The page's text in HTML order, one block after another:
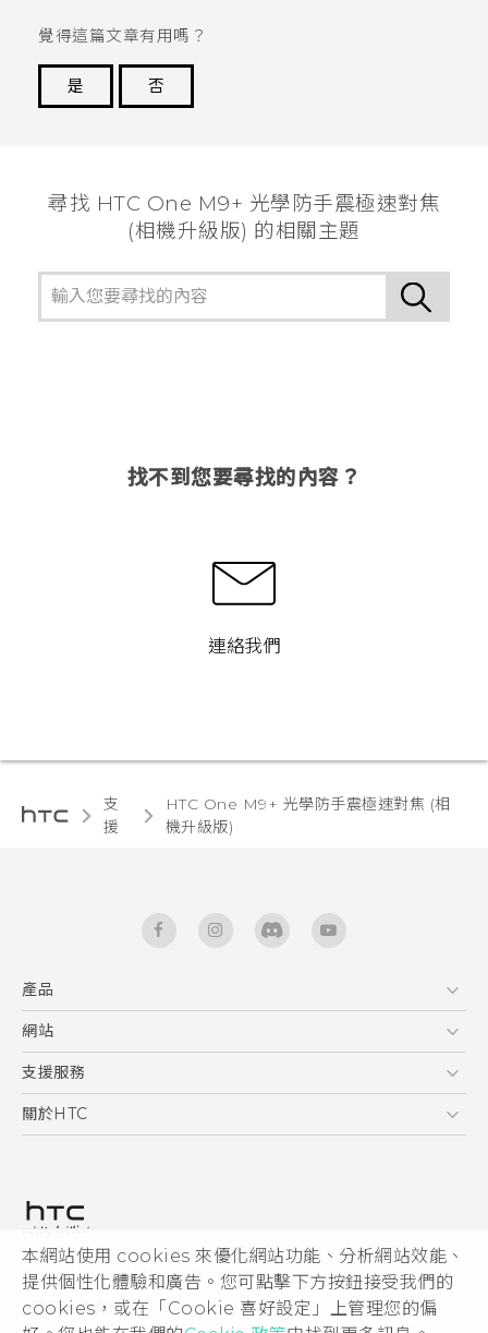
本網站使用 cookies 來優化網站功能、分析網站效能、
提供個性化體驗和廣告。您可點擊下方按鈕接受我們的
cookies，或在「Cookie 喜好設定」上管理您的偏
覺得這篇文章有用嗎？
是
否
尋找 HTC One M9+ 光學防手震極速對焦
(相機升級版) 的相關主題
找不到您要尋找的內容？
連絡我們
支
援
HTC One M9+ 光學防手震極速對焦 (相
機升級版)‎
產品
5G
智能手機
區塊鍊手機
網站
HTC Dev
HTC Research
支援服務
服務中心
關於HTC
私隱政策
產品安全
加入HTC
Security and Privacy Whitepaper
© 2011-2026 HTC Corporation
HTC 法律文件